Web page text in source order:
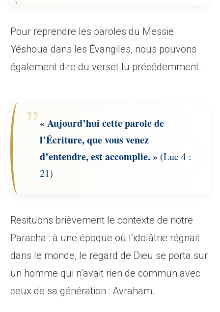
Pour reprendre les paroles du Messie
Yéshoua dans les Évangiles, nous pouvons
également dire du verset lu précédemment :
« Aujourd’hui cette parole de
l’Écriture, que vous venez
d’entendre, est accomplie. » (Luc 4 :
21)
Resituons brièvement le contexte de notre
Paracha : à une époque où l’idolâtrie régnait
dans le monde, le regard de Dieu se porta sur
un homme qui n’avait rien de commun avec
ceux de sa génération : Avraham.